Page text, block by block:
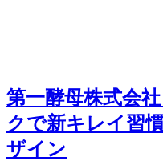
第一酵母株式会
クで新キレイ習
ザイン